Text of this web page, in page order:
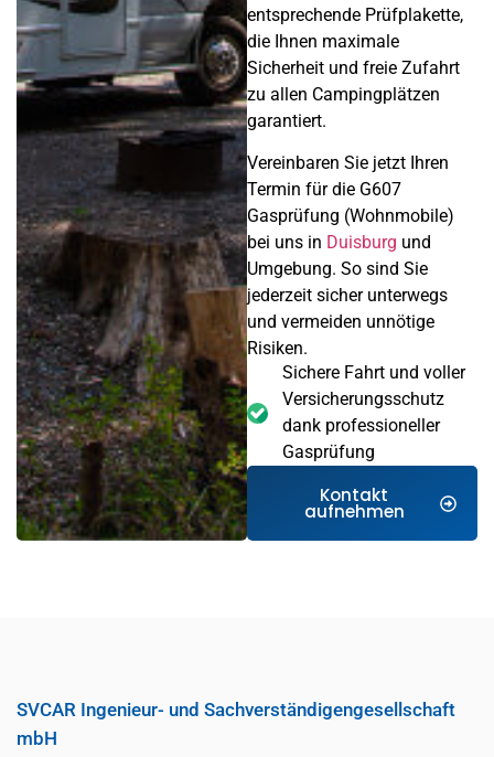
entsprechende Prüfplakette,
die Ihnen maximale
Sicherheit und freie Zufahrt
zu allen Campingplätzen
garantiert.
Vereinbaren Sie jetzt Ihren
Termin für die G607
Gasprüfung (Wohnmobile)
bei uns in Duisburg und
Umgebung. So sind Sie
jederzeit sicher unterwegs
und vermeiden unnötige
Risiken.
Sichere Fahrt und voller
Versicherungsschutz
dank professioneller
Gasprüfung
Kontakt
aufnehmen
SVCAR Ingenieur- und Sachverständigengesellschaft
mbH